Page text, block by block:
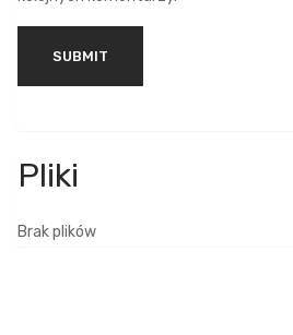
Brak plików